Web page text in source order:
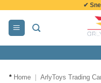
inhoud
✔
* Home ArlyToys Trading